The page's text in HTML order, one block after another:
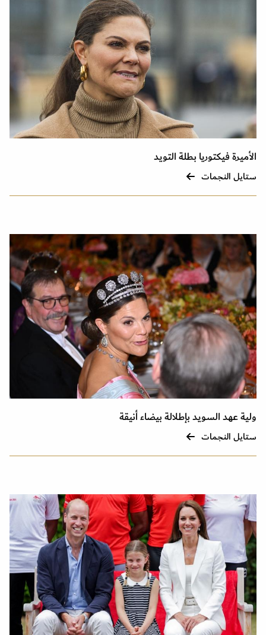
الأميرة فيكتوريا بطلة التويد
ستايل النجمات
ولية عهد السويد بإطلالة بيضاء أنيقة
ستايل النجمات